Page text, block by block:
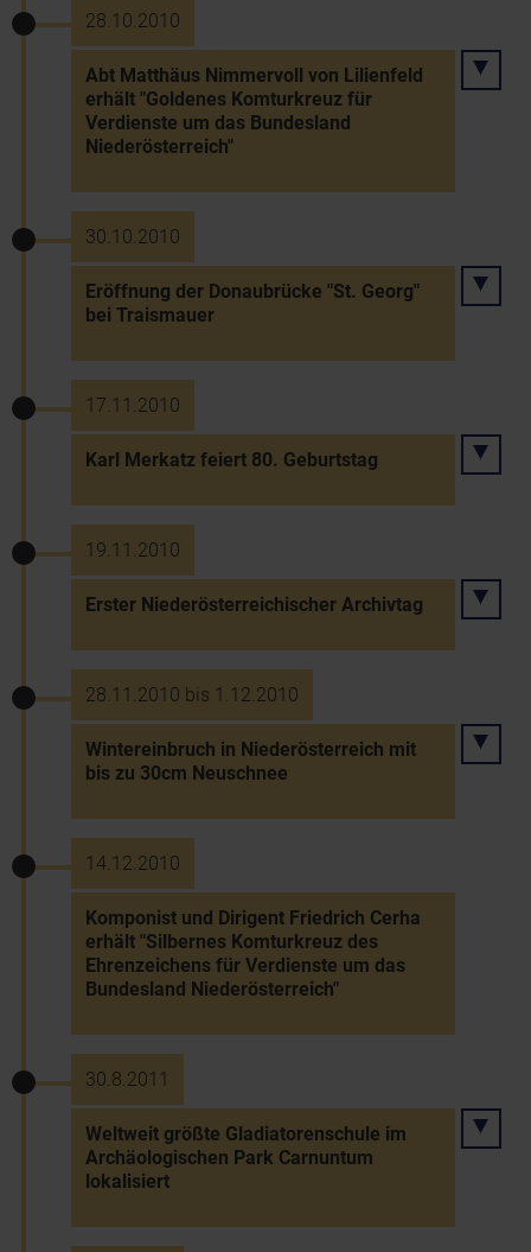
28.10.2010
Abt Matthäus Nimmervoll von Lilienfeld
erhält "Goldenes Komturkreuz für
Verdienste um das Bundesland
Niederösterreich"
30.10.2010
Eröffnung der Donaubrücke "St. Georg"
bei Traismauer
17.11.2010
Karl Merkatz feiert 80. Geburtstag
19.11.2010
Erster Niederösterreichischer Archivtag
28.11.2010 bis 1.12.2010
Wintereinbruch in Niederösterreich mit
bis zu 30cm Neuschnee
14.12.2010
Komponist und Dirigent Friedrich Cerha
erhält "Silbernes Komturkreuz des
Ehrenzeichens für Verdienste um das
Bundesland Niederösterreich"
30.8.2011
Weltweit größte Gladiatorenschule im
Archäologischen Park Carnuntum
lokalisiert